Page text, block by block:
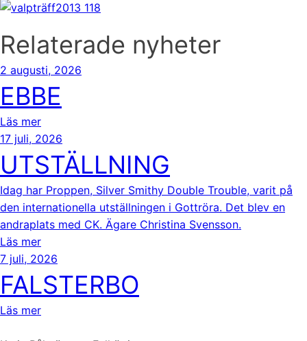
Relaterade nyheter
2 augusti, 2026
EBBE
Läs mer
17 juli, 2026
UTSTÄLLNING
Idag har Proppen, Silver Smithy Double Trouble, varit på
den internationella utställningen i Gottröra. Det blev en
andraplats med CK. Ägare Christina Svensson.
Läs mer
7 juli, 2026
FALSTERBO
Läs mer